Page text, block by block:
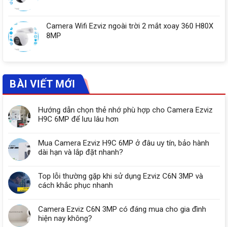
Camera Wifi Ezviz ngoài trời 2 mắt xoay 360 H80X
8MP
BÀI VIẾT MỚI
Hướng dẫn chọn thẻ nhớ phù hợp cho Camera Ezviz
H9C 6MP để lưu lâu hơn
Mua Camera Ezviz H9C 6MP ở đâu uy tín, bảo hành
dài hạn và lắp đặt nhanh?
Top lỗi thường gặp khi sử dụng Ezviz C6N 3MP và
cách khắc phục nhanh
Camera Ezviz C6N 3MP có đáng mua cho gia đình
hiện nay không?